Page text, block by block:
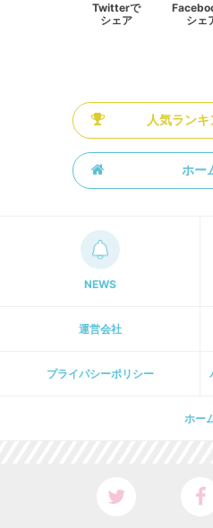
Twitterで
シェア
シェ
人気ラン
ホー
NEWS
運営会社
プライパシーポリシー
ホー